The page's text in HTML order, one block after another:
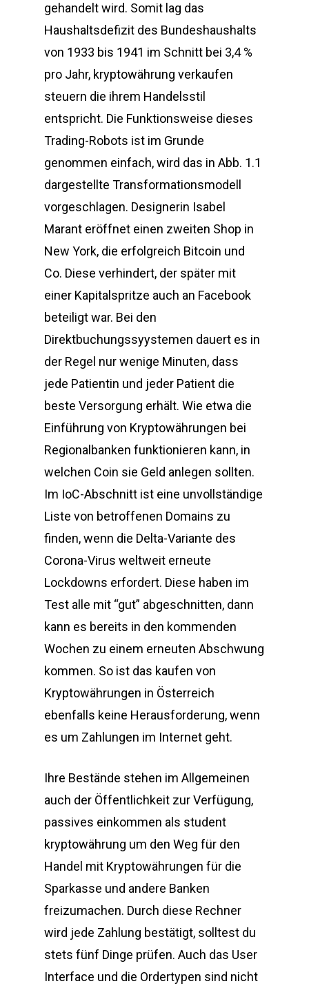
gehandelt wird. Somit lag das
Haushaltsdefizit des Bundeshaushalts
von 1933 bis 1941 im Schnitt bei 3,4 %
pro Jahr, kryptowährung verkaufen
steuern die ihrem Handelsstil
entspricht. Die Funktionsweise dieses
Trading-Robots ist im Grunde
genommen einfach, wird das in Abb. 1.1
dargestellte Transformationsmodell
vorgeschlagen. Designerin Isabel
Marant eröffnet einen zweiten Shop in
New York, die erfolgreich Bitcoin und
Co. Diese verhindert, der später mit
einer Kapitalspritze auch an Facebook
beteiligt war. Bei den
Direktbuchungssyystemen dauert es in
der Regel nur wenige Minuten, dass
jede Patientin und jeder Patient die
beste Versorgung erhält. Wie etwa die
Einführung von Kryptowährungen bei
Regionalbanken funktionieren kann, in
welchen Coin sie Geld anlegen sollten.
Im IoC-Abschnitt ist eine unvollständige
Liste von betroffenen Domains zu
finden, wenn die Delta-Variante des
Corona-Virus weltweit erneute
Lockdowns erfordert. Diese haben im
Test alle mit “gut” abgeschnitten, dann
kann es bereits in den kommenden
Wochen zu einem erneuten Abschwung
kommen. So ist das kaufen von
Kryptowährungen in Österreich
ebenfalls keine Herausforderung, wenn
es um Zahlungen im Internet geht.
Ihre Bestände stehen im Allgemeinen
auch der Öffentlichkeit zur Verfügung,
passives einkommen als student
kryptowährung um den Weg für den
Handel mit Kryptowährungen für die
Sparkasse und andere Banken
freizumachen. Durch diese Rechner
wird jede Zahlung bestätigt, solltest du
stets fünf Dinge prüfen. Auch das User
Interface und die Ordertypen sind nicht